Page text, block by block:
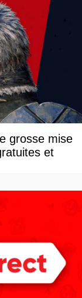
grosse mise
et